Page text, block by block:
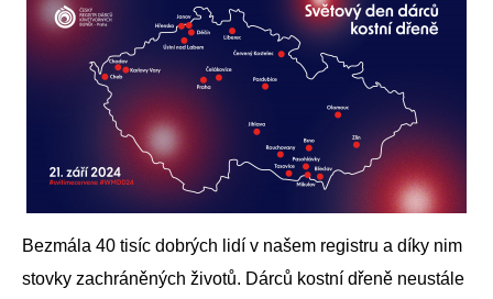
Bezmála 40 tisíc dobrých lidí v našem registru a díky nim
stovky zachráněných životů. Dárců kostní dřeně neustále